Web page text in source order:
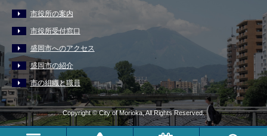
市役所の案内
市役所受付窓口
盛岡市へのアクセス
盛岡市の紹介
市の組織と職員
Copyright © City of Morioka, All Rights Reserved.